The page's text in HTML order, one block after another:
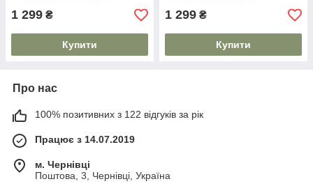
1 299 ₴
Купити
1 299 ₴
Купити
Про нас
100% позитивних з 122 відгуків за рік
Працює з 14.07.2019
м. Чернівці
Поштова, 3, Чернівці, Україна